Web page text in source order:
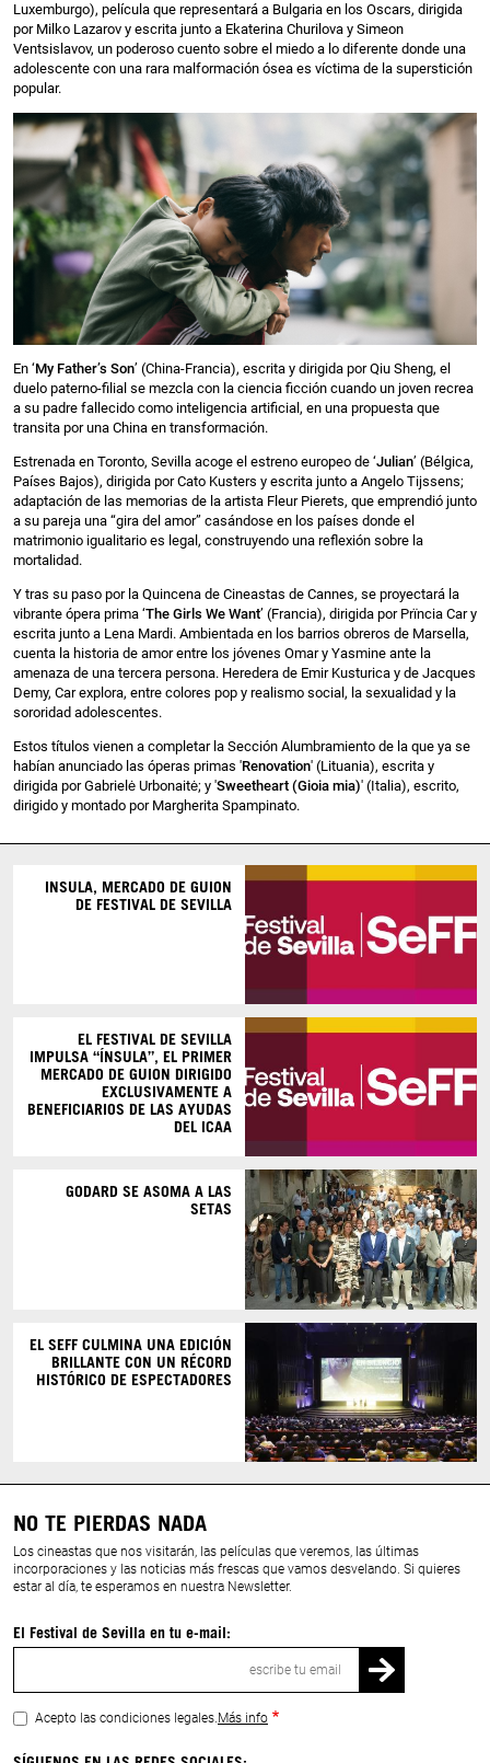
Luxemburgo), película que representará a Bulgaria en los Oscars, dirigida
por Milko Lazarov y escrita junto a Ekaterina Churilova y Simeon
Ventsislavov, un poderoso cuento sobre el miedo a lo diferente donde una
adolescente con una rara malformación ósea es víctima de la superstición
popular.
En ‘My Father’s Son’ (China-Francia), escrita y dirigida por Qiu Sheng, el
duelo paterno-filial se mezcla con la ciencia ficción cuando un joven recrea
a su padre fallecido como inteligencia artificial, en una propuesta que
transita por una China en transformación.
Estrenada en Toronto, Sevilla acoge el estreno europeo de ‘Julian’ (Bélgica,
Países Bajos), dirigida por Cato Kusters y escrita junto a Angelo Tijssens;
adaptación de las memorias de la artista Fleur Pierets, que emprendió junto
a su pareja una “gira del amor” casándose en los países donde el
matrimonio igualitario es legal, construyendo una reflexión sobre la
mortalidad.
Y tras su paso por la Quincena de Cineastas de Cannes, se proyectará la
vibrante ópera prima ‘The Girls We Want’ (Francia), dirigida por Prïncia Car y
escrita junto a Lena Mardi. Ambientada en los barrios obreros de Marsella,
cuenta la historia de amor entre los jóvenes Omar y Yasmine ante la
amenaza de una tercera persona. Heredera de Emir Kusturica y de Jacques
Demy, Car explora, entre colores pop y realismo social, la sexualidad y la
sororidad adolescentes.
Estos títulos vienen a completar la Sección Alumbramiento de la que ya se
habían anunciado las óperas primas 'Renovation' (Lituania), escrita y
dirigida por Gabrielė Urbonaitė; y 'Sweetheart (Gioia mia)' (Italia), escrito,
dirigido y montado por Margherita Spampinato.
INSULA, MERCADO DE GUION
DE FESTIVAL DE SEVILLA
EL FESTIVAL DE SEVILLA
IMPULSA “ÍNSULA”, EL PRIMER
MERCADO DE GUION DIRIGIDO
EXCLUSIVAMENTE A
BENEFICIARIOS DE LAS AYUDAS
DEL ICAA
GODARD SE ASOMA A LAS
SETAS
EL SEFF CULMINA UNA EDICIÓN
BRILLANTE CON UN RÉCORD
HISTÓRICO DE ESPECTADORES
NO TE PIERDAS NADA
Los cineastas que nos visitarán, las películas que veremos, las últimas
incorporaciones y las noticias más frescas que vamos desvelando. Si quieres
estar al día, te esperamos en nuestra Newsletter.
El Festival de Sevilla en tu e-mail:
Acepto las condiciones legales.Más info